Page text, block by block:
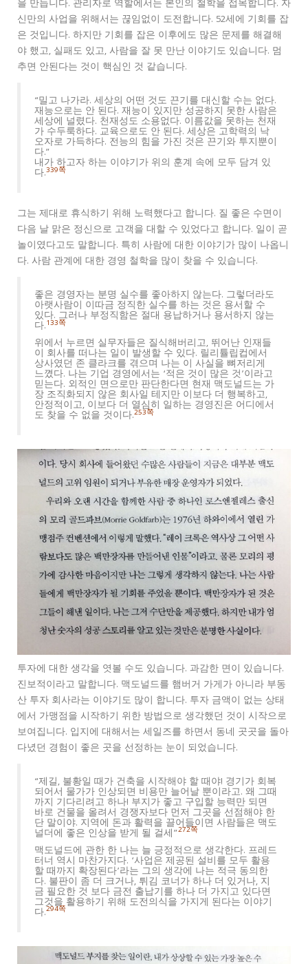
을 만듭니다. 관리자로 역할에서는 본인의 철학을 접목합니다. 자
신만의 사업을 위해서는 끊임없이 도전합니다. 52세에 기회를 잡
은 것입니다. 하지만 기회를 잡은 이후에도 많은 문제를 해결해
야 했고, 실패도 있고, 사람을 잘 못 만난 이야기도 있습니다. 멈
추면 안된다는 것이 핵심인 것 같습니다.
“밀고 나가라. 세상의 어떤 것도 끈기를 대신할 수는 없다.
재능으로는 안 된다. 재능이 있지만 성공하지 못한 사람은
세상에 널렸다. 천재성도 소용없다. 이름값을 못하는 천재
가 수두룩하다. 교육으로도 안 된다. 세상은 고학력의 낙
오자로 가득하다. 전능의 힘을 가진 것은 끈기와 투지뿐이
다.”
내가 하고자 하는 이야기가 위의 훈계 속에 모두 담겨 있
다.339쪽
그는 제대로 휴식하기 위해 노력했다고 합니다. 질 좋은 수면이
다음 날 맑은 정신으로 고객을 대할 수 있었다고 합니다. 일이 곧
놀이였다고도 말합니다. 특히 사람에 대한 이야기가 많이 나옵니
다. 사람 관계에 대한 경영 철학을 많이 찾을 수 있습니다.
좋은 경영자는 분명 실수를 좋아하지 않는다. 그렇더라도
아랫사람이 이따금 정직한 실수를 하는 것은 용서할 수
있다. 그러나 부정직함은 절대 용납하거나 용서하지 않는
다.133쪽
위에서 누르면 실무자들은 질식해버리고, 뛰어난 인재들
이 회사를 떠나는 일이 발생할 수 있다. 릴리튤립컵에서
상사였던 존 클라크를 겪으며 나는 이 사실을 뼈저리게
느꼈다. 나는 기업 경영에서는 ‘적은 것이 많은 것’이라고
믿는다. 외적인 면으로만 판단한다면 현재 맥도널드는 가
장 조직화되지 않은 회사일 테지만 이보다 더 행복하고,
안정적이고, 이보다 더 열심히 일하는 경영진은 어디에서
도 찾을 수 없을 것이다.253쪽
투자에 대한 생각을 엿볼 수도 있습니다. 과감한 면이 있습니다.
진보적이라고 말합니다. 맥도널드를 햄버거 가게가 아니라 부동
산 투자 회사라는 이야기도 많이 합니다. 투자 금액이 없는 상태
에서 가맹점을 시작하기 위한 방법으로 생각했던 것이 시작으로
보여집니다. 입지에 대해서는 세일즈를 하면서 동네 곳곳을 돌아
다녔던 경험이 좋은 곳을 선정하는 눈이 되었습니다.
“제길, 불황일 때가 건축을 시작해야 할 때야! 경기가 회복
되어서 물가가 인상되면 비용만 늘어날 뿐이라고. 왜 그때
까지 기다리려고 하나! 부지가 좋고 구입할 능력만 되면
바로 건물을 올려서 경쟁자보다 먼저 그곳을 선점해야 한
단 말이야. 지역에 돈과 활력을 끌어들이면 사람들은 맥도
널더에 좋은 인상을 받게 될 걸세”272쪽
맥도널드에 관한 한 나는 늘 긍정적으로 생각한다. 프레드
터너 역시 마찬가지다. ‘사업은 제공된 설비를 모두 활용
할 때까지 확장된다’라는 그의 생각에 나는 적극 동의한
다. 불판이 좀 더 크거나, 튀김 코너가 하나 더 있거나, 지
금 필요한 것 보다 금전 출납기를 하나 더 가지고 있다면
그것을 활용하기 위해 도전의식을 가지게 된다는 이야기
다.294쪽